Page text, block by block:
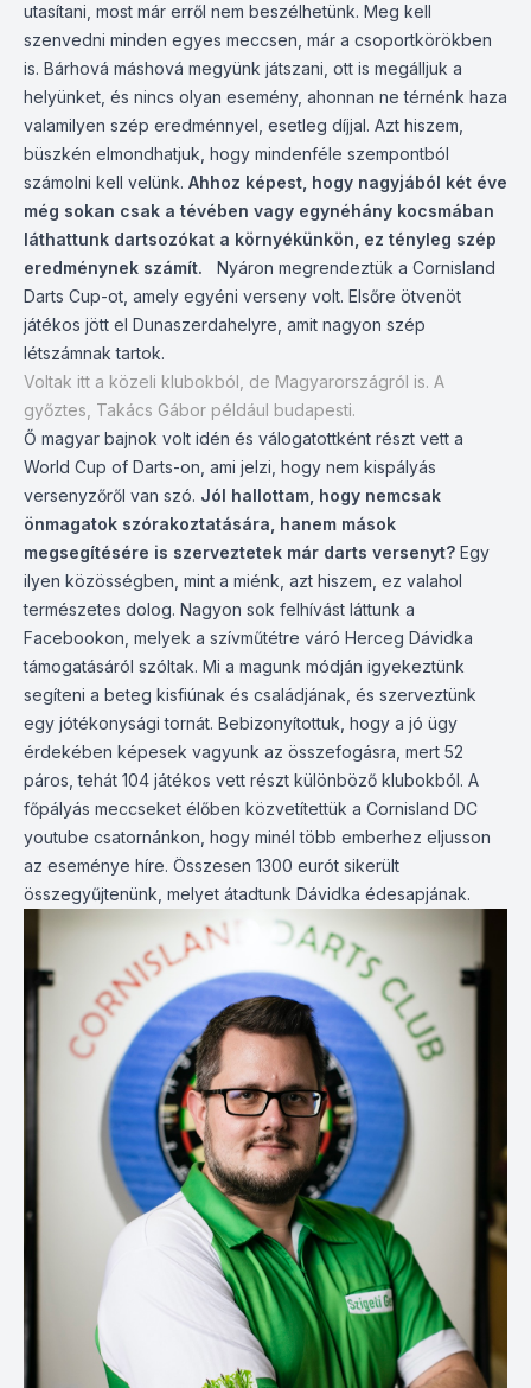
utasítani, most már erről nem beszélhetünk. Meg kell
szenvedni minden egyes meccsen, már a csoportkörökben
is. Bárhová máshová megyünk játszani, ott is megálljuk a
helyünket, és nincs olyan esemény, ahonnan ne térnénk haza
valamilyen szép eredménnyel, esetleg díjjal. Azt hiszem,
büszkén elmondhatjuk, hogy mindenféle szempontból
számolni kell velünk. Ahhoz képest, hogy nagyjából két éve
még sokan csak a tévében vagy egynéhány kocsmában
láthattunk dartsozókat a környékünkön, ez tényleg szép
eredménynek számít. Nyáron megrendeztük a Cornisland
Darts Cup-ot, amely egyéni verseny volt. Elsőre ötvenöt
játékos jött el Dunaszerdahelyre, amit nagyon szép
létszámnak tartok.
Voltak itt a közeli klubokból, de Magyarországról is. A
győztes, Takács Gábor például budapesti.
Ő magyar bajnok volt idén és válogatottként részt vett a
World Cup of Darts-on, ami jelzi, hogy nem kispályás
versenyzőről van szó. Jól hallottam, hogy nemcsak
önmagatok szórakoztatására, hanem mások
megsegítésére is szerveztetek már darts versenyt? Egy
ilyen közösségben, mint a miénk, azt hiszem, ez valahol
természetes dolog. Nagyon sok felhívást láttunk a
Facebookon, melyek a szívműtétre váró Herceg Dávidka
támogatásáról szóltak. Mi a magunk módján igyekeztünk
segíteni a beteg kisfiúnak és családjának, és szerveztünk
egy jótékonysági tornát. Bebizonyítottuk, hogy a jó ügy
érdekében képesek vagyunk az összefogásra, mert 52
páros, tehát 104 játékos vett részt különböző klubokból. A
főpályás meccseket élőben közvetítettük a Cornisland DC
youtube csatornánkon, hogy minél több emberhez eljusson
az eseménye híre. Összesen 1300 eurót sikerült
összegyűjtenünk, melyet átadtunk Dávidka édesapjának.